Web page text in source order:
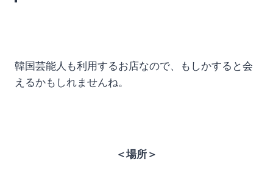
韓国芸能人も利用するお店なので、もしかすると会
えるかもしれませんね。
＜場所＞